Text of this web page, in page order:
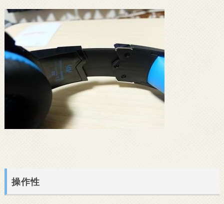
操作性